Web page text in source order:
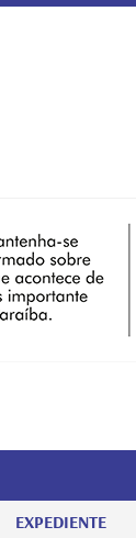
EXPEDIENTE